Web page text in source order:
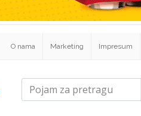
O nama Marketing Impresum